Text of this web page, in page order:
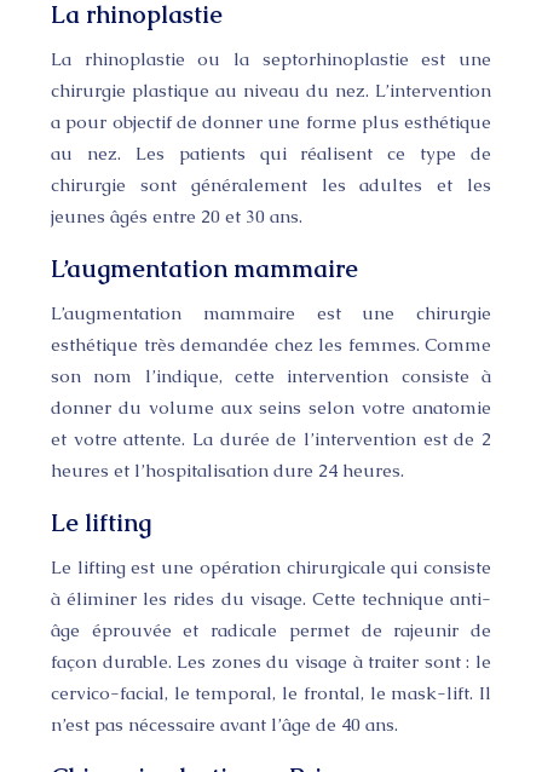
La rhinoplastie
La rhinoplastie ou la septorhinoplastie est une
chirurgie plastique au niveau du nez. L’intervention
a pour objectif de donner une forme plus esthétique
au nez. Les patients qui réalisent ce type de
chirurgie sont généralement les adultes et les
jeunes âgés entre 20 et 30 ans.
L’augmentation mammaire
L’augmentation mammaire est une chirurgie
esthétique très demandée chez les femmes. Comme
son nom l’indique, cette intervention consiste à
donner du volume aux seins selon votre anatomie
et votre attente. La durée de l’intervention est de 2
heures et l’hospitalisation dure 24 heures.
Le lifting
Le lifting est une opération chirurgicale qui consiste
à éliminer les rides du visage. Cette technique anti-
âge éprouvée et radicale permet de rajeunir de
façon durable. Les zones du visage à traiter sont : le
cervico-facial, le temporal, le frontal, le mask-lift. Il
n’est pas nécessaire avant l’âge de 40 ans.